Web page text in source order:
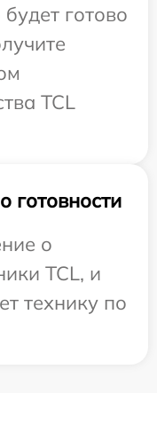
готово
TCL
готовности
о
TCL, и
технику по